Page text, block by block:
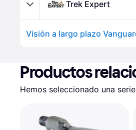
Trek Expert
Visión a largo plazo
Productos
Hemos seleccionado una